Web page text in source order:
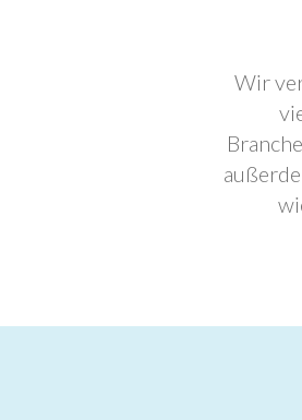
Wir